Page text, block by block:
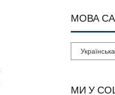
МОВА
МИ У